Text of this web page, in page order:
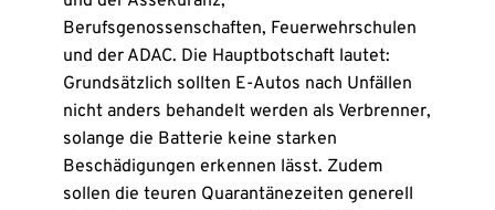
Berufsgenossenschaften, Feuerwehrschulen
und der ADAC. Die Hauptbotschaft lautet:
Grundsätzlich sollten E-Autos nach Unfällen
nicht anders behandelt werden als Verbrenner,
solange die Batterie keine starken
Beschädigungen erkennen lässt. Zudem
sollen die teuren Quarantänezeiten generell